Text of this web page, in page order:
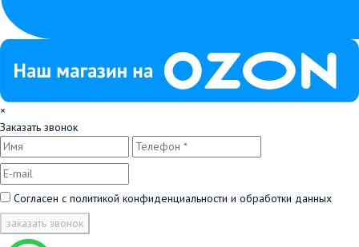
×
Заказать звонок
Согласен с политикой конфиденциальности и обработки данных
заказать звонок